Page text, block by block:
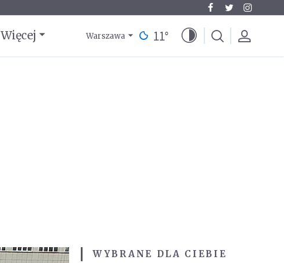
Więcej Warszawa 11°
WYBRANE DLA CIEBIE